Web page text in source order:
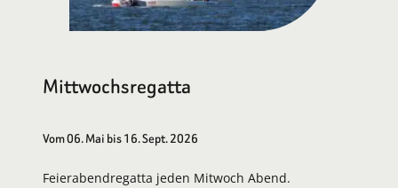
Mittwochsregatta
Vom 06. Mai bis 16. Sept. 2026
Feierabendregatta jeden Mitwoch Abend.